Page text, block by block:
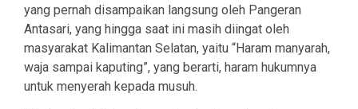
yang pernah disampaikan langsung oleh Pangeran
Antasari, yang hingga saat ini masih diingat oleh
masyarakat Kalimantan Selatan, yaitu “Haram manyarah,
waja sampai kaputing”, yang berarti, haram hukumnya
untuk menyerah kepada musuh.